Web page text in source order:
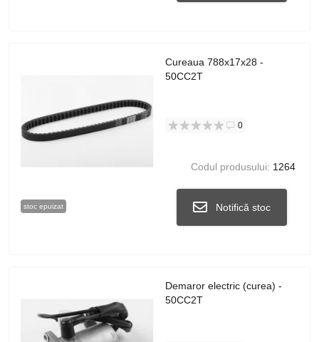
stoc epuizat
Cureaua 788x17x28 -
50CC2T
0
Codul produsului: 1264
Notifică stoc
Demaror electric (curea) -
50CC2T